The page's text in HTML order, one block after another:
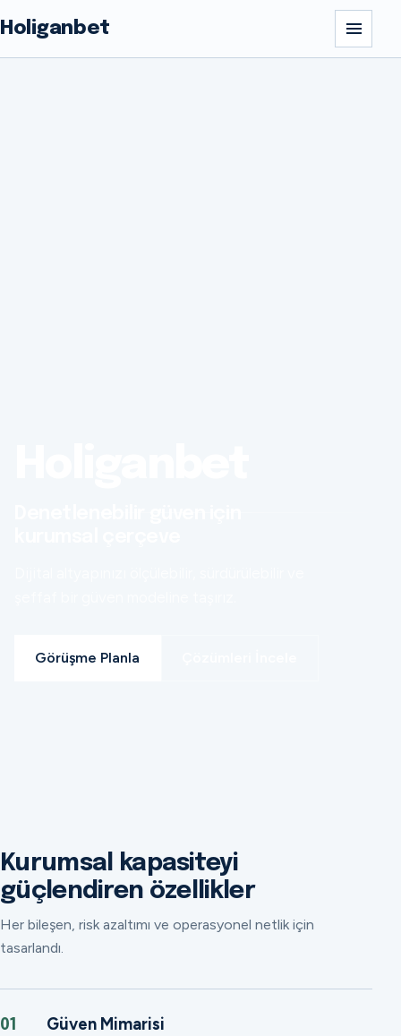
Holiganbet
Görüşme Planla
Kurumsal kapasiteyi
güçlendiren özellikler
Her bileşen, risk azaltımı ve operasyonel netlik için
tasarlandı.
01 Güven Mimarisi